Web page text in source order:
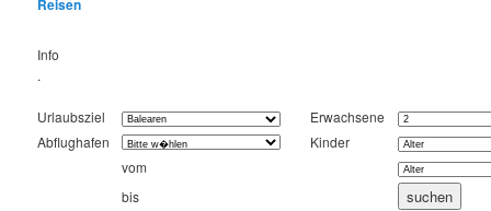
Reisen
Info
.
Urlaubsziel
Erwachsene
Abflughafen
Kinder
vom
bis